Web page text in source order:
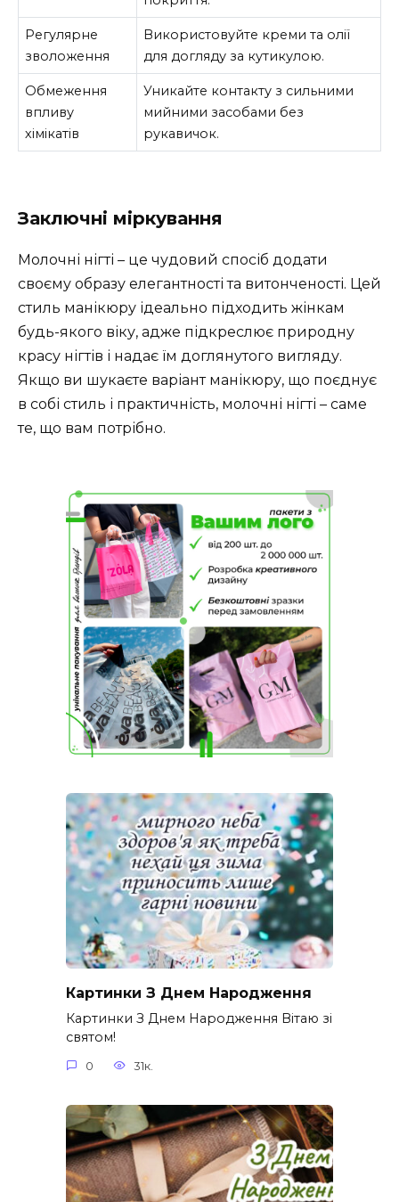
Регулярне
зволоження
Використовуйте креми та олії
для догляду за кутикулою.
Обмеження
впливу
хімікатів
Уникайте контакту з сильними
мийними засобами без
рукавичок.
Заключні міркування
Молочні нігті – це чудовий спосіб додати
своєму образу елегантності та витонченості. Цей
стиль манікюру ідеально підходить жінкам
будь-якого віку, адже підкреслює природну
красу нігтів і надає їм доглянутого вигляду.
Якщо ви шукаєте варіант манікюру, що поєднує
в собі стиль і практичність, молочні нігті – саме
те, що вам потрібно.
Картинки З Днем Народження
Картинки З Днем Народження Вітаю зі
святом!
0 31к.